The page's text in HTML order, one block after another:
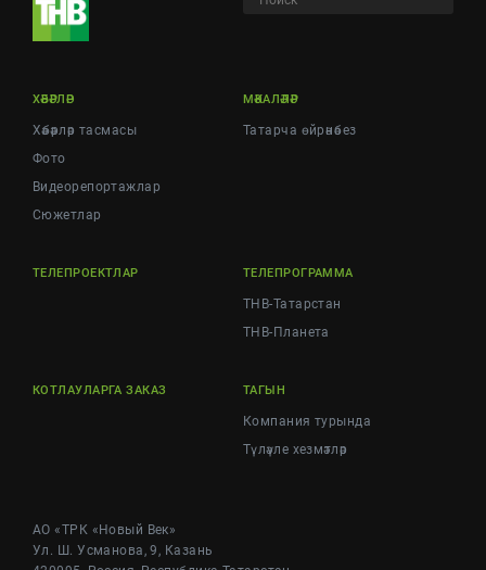
ХӘБӘРЛӘР
Хәбәрләр тасмасы
Фото
Видеорепортажлар
Cюжетлар
МӘКАЛӘЛӘР
Татарча өйрәнәбез
ТЕЛЕПРОЕКТЛАР ТЕЛЕПРОГРАММА
ТНВ-Татарстан
ТНВ-Планета
КОТЛАУЛАРГА ЗАКАЗ ТАГЫН
Компания турында
Түләүле хезмәтләр
АО «ТРК «Новый Век»
Ул. Ш. Усманова, 9, Казань